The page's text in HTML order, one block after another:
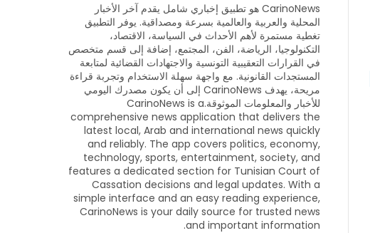
CarinoNews هو تطبيق إخباري شامل يقدم آخر الأخبار
المحلية والعربية والعالمية بسرعة ومصداقية. يوفر التطبيق
تغطية مستمرة لأهم الأحداث في السياسة، الاقتصاد،
التكنولوجيا، الرياضة، الفن، المجتمع، إضافة إلى قسم متخصص
في القرارات التعقيبية التونسية والاجتهادات القضائية لمتابعة
المستجدات القانونية. مع واجهة سهلة الاستخدام وتجربة قراءة
مريحة، يهدف CarinoNews إلى أن يكون مصدرك اليومي
للأخبار والمعلومات الموثوقة.CarinoNews is a
comprehensive news application that delivers the
latest local, Arab and international news quickly
and reliably. The app covers politics, economy,
technology, sports, entertainment, society, and
features a dedicated section for Tunisian Court of
Cassation decisions and legal updates. With a
simple interface and an easy reading experience,
CarinoNews is your daily source for trusted news
and important information.